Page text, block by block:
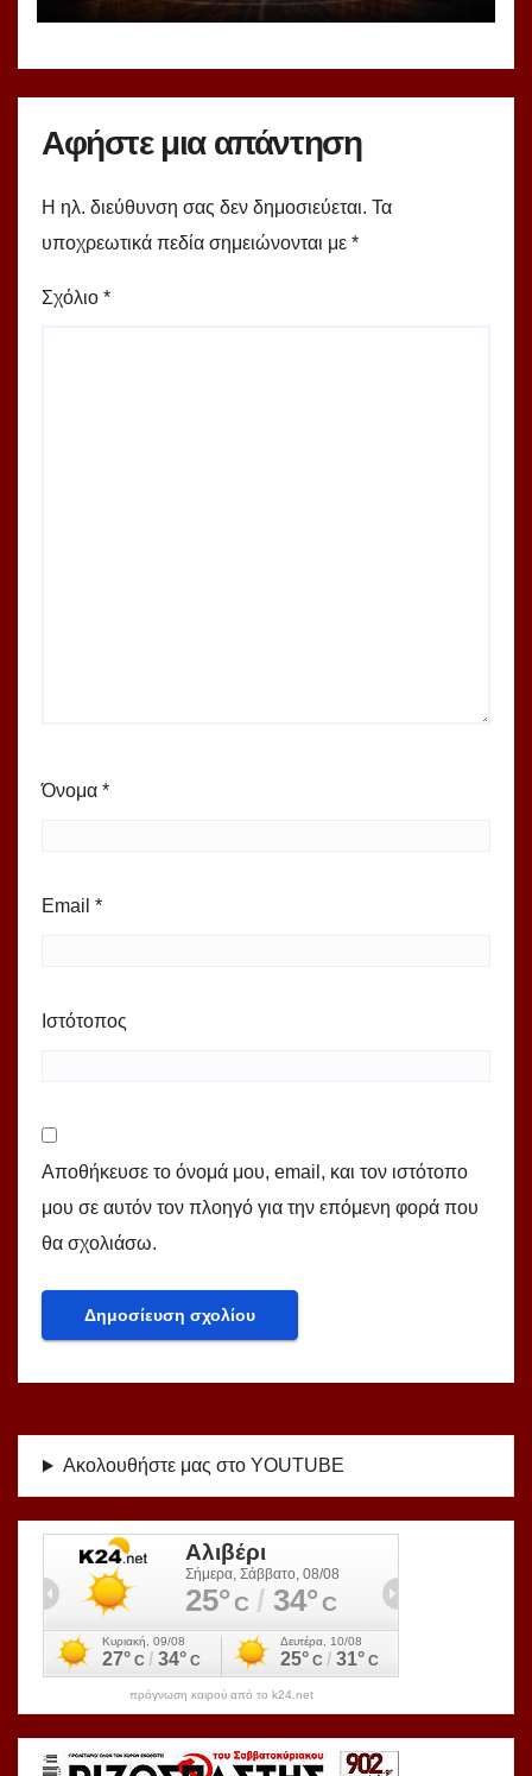
Αφήστε μια απάντηση
Η ηλ. διεύθυνση σας δεν δημοσιεύεται. Τα
υποχρεωτικά πεδία σημειώνονται με *
Σχόλιο *
Όνομα *
Email *
Ιστότοπος
Αποθήκευσε το όνομά μου, email, και τον ιστότοπο
μου σε αυτόν τον πλοηγό για την επόμενη φορά που
θα σχολιάσω.
Ακολουθήστε μας στο YOUTUBE
πρόγνωση καιρού από το k24.net